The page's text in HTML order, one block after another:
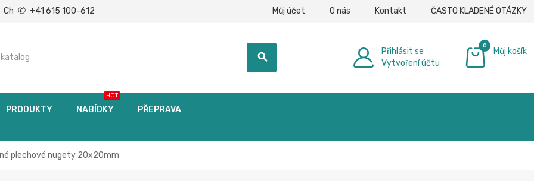
Ch ✆ +41 615 100-612 Můj účet O nás Kontakt ČASTO KLADENÉ OTÁZKY
search
Přihlásit se
Vytvoření účtu
0
Můj košík
PRODUKTY NABÍDKY
HOT
PŘEPRAVA
plechové nugety 20x20mm